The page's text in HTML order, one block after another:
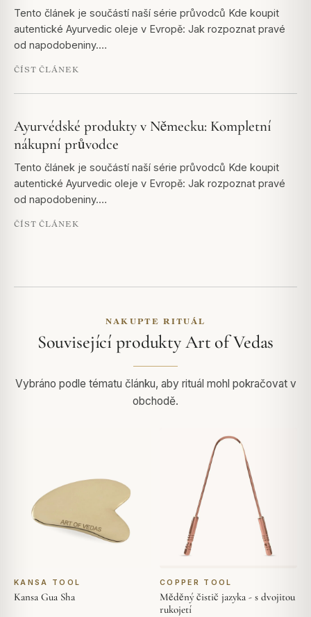
Tento článek je součástí naší série průvodců Kde koupit
autentické Ayurvedic oleje v Evropě: Jak rozpoznat pravé
od napodobeniny.…
ČÍST ČLÁNEK
Ayurvédské produkty v Německu: Kompletní
nákupní průvodce
Tento článek je součástí naší série průvodců Kde koupit
autentické Ayurvedic oleje v Evropě: Jak rozpoznat pravé
od napodobeniny.…
ČÍST ČLÁNEK
NAKUPTE RITUÁL
Související produkty Art of Vedas
Vybráno podle tématu článku, aby rituál mohl pokračovat v
obchodě.
KANSA TOOL
Kansa Gua Sha
COPPER TOOL
Měděný čistič jazyka - s dvojitou
rukojetí